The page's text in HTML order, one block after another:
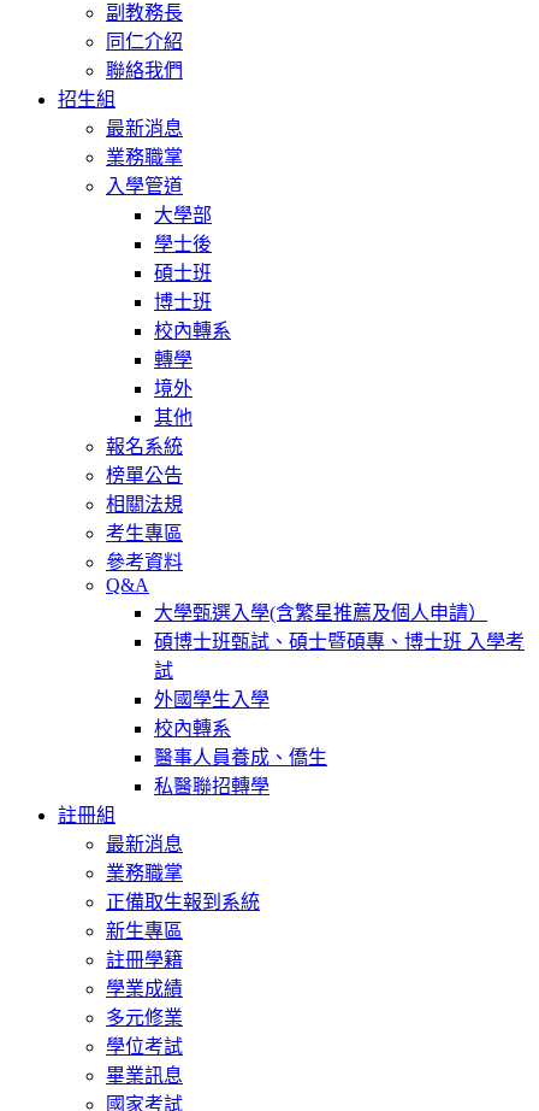
副教務長
同仁介紹
聯絡我們
招生組
最新消息
業務職掌
入學管道
大學部
學士後
碩士班
博士班
校內轉系
轉學
境外
其他
報名系統
榜單公告
相關法規
考生專區
參考資料
Q&A
大學甄選入學(含繁星推薦及個人申請）
碩博士班甄試、碩士暨碩專、博士班 入學考
試
外國學生入學
校內轉系
醫事人員養成、僑生
私醫聯招轉學
註冊組
最新消息
業務職掌
正備取生報到系統
新生專區
註冊學籍
學業成績
多元修業
學位考試
畢業訊息
國家考試